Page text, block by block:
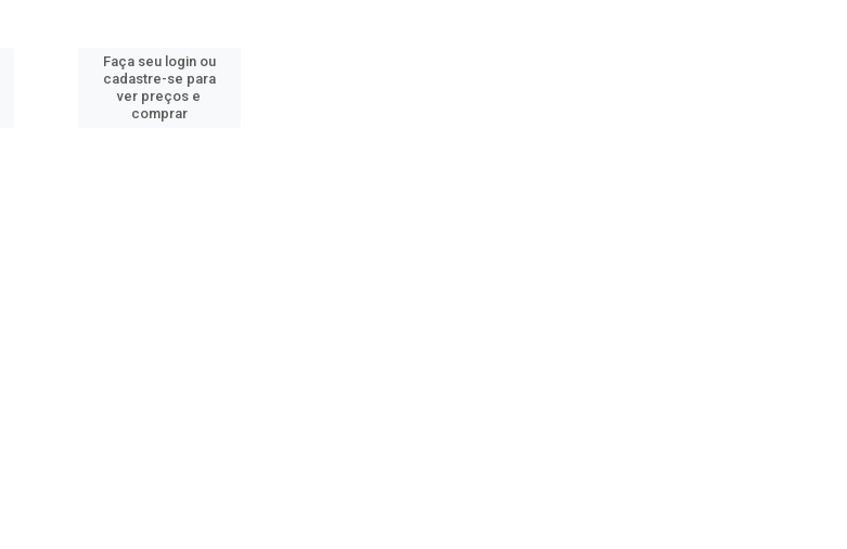
Faça seu login ou
cadastre-se para
ver preços e
comprar